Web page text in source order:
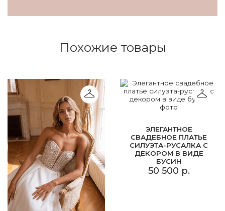
Похожие товары
ЭЛЕГАНТНОЕ
СВАДЕБНОЕ ПЛАТЬЕ
СИЛУЭТА-РУСАЛКА С
ДЕКОРОМ В ВИДЕ
БУСИН
50 500 р.